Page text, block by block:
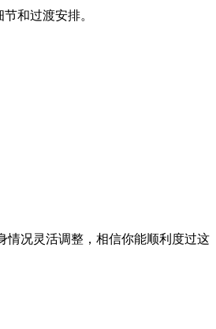
和过渡安排。
况灵活调整，相信你能顺利度过这